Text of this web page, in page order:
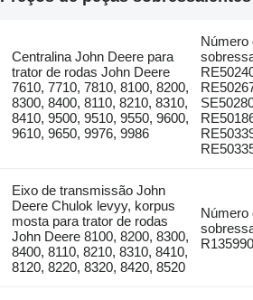
Centralina John Deere para
trator de rodas John Deere
7610, 7710, 7810, 8100, 8200,
8300, 8400, 8110, 8210, 8310,
8410, 9500, 9510, 9550, 9600,
9610, 9650, 9976, 9986
Número
Eixo de transmissão John
Deere Chulok levyy, korpus
mosta para trator de rodas
John Deere 8100, 8200, 8300,
8400, 8110, 8210, 8310, 8410,
8120, 8220, 8320, 8420, 8520
Número
R135990